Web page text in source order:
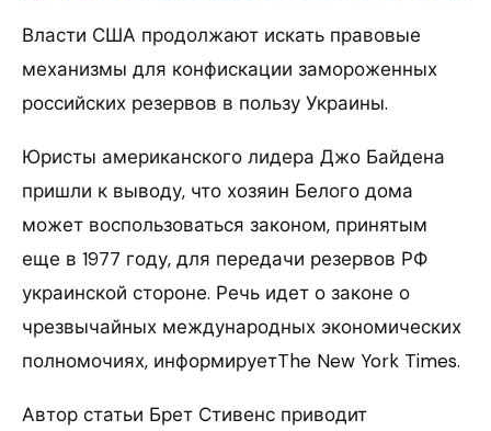
Власти США продолжают искать правовые
механизмы для конфискации замороженных
российских резервов в пользу Украины.
Юристы американского лидера Джо Байдена
пришли к выводу, что хозяин Белого дома
может воспользоваться законом, принятым
еще в 1977 году, для передачи резервов РФ
украинской стороне. Речь идет о законе о
чрезвычайных международных экономических
полномочиях, информируетThe New York Times.
Автор статьи Брет Стивенс приводит